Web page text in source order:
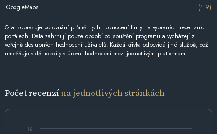
GoogleMaps (4.9)
Graf zobrazuje porovnání průměrných hodnocení firmy na vybraných recenzních
portálech. Data zahrnují pouze období od spuštění programu a vycházejí z
veřejně dostupných hodnocení uživatelů. Každá křivka odpovídá jiné službě, což
umožňuje vidět rozdíly v úrovni hodnocení mezi jednotlivými platformami.
Počet recenzína jednotlivých stránkách
16